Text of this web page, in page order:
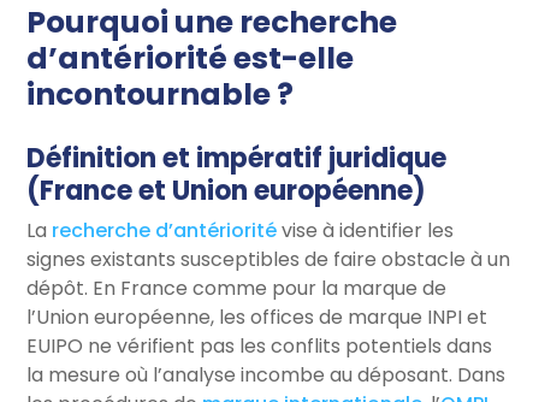
Pourquoi une recherche
d’antériorité est-elle
incontournable ?
Définition et impératif juridique
(France et Union européenne)
La recherche d’antérioritévise à identifier les
signes existants susceptibles de faire obstacle à un
dépôt. En France comme pour la marque de
l’Union européenne, les offices de marque INPI et
EUIPO ne vérifient pas les conflits potentiels dans
la mesure où l’analyse incombe au déposant. Dans